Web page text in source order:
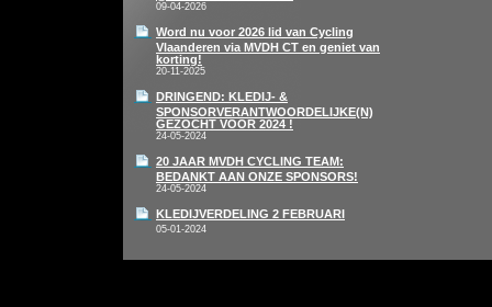
09-04-2026
Word nu voor 2026 lid van Cycling
Vlaanderen via MVDH CT en geniet van
korting!
20-11-2025
DRINGEND: KLEDIJ- &
SPONSORVERANTWOORDELIJKE(N)
GEZOCHT VOOR 2024 !
24-05-2024
20 JAAR MVDH CYCLING TEAM:
BEDANKT AAN ONZE SPONSORS!
24-05-2024
KLEDIJVERDELING 2 FEBRUARI
05-01-2024